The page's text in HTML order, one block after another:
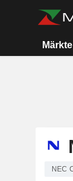
Märkte
NEC